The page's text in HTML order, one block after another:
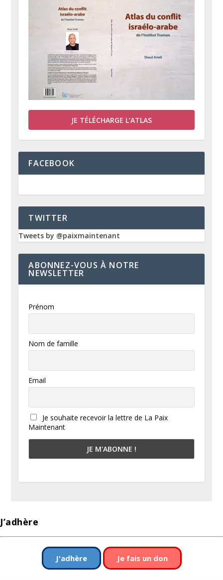
JE TÉLÉCHARGE L’ATLAS
FACEBOOK
TWITTER
Tweets by @paixmaintenant
ABONNEZ-VOUS À NOTRE
NEWSLETTER
Prénom
Nom de famille
Email
Je souhaite recevoir la lettre de La Paix
Maintenant
J’adhère
J'adhère Je fais un don